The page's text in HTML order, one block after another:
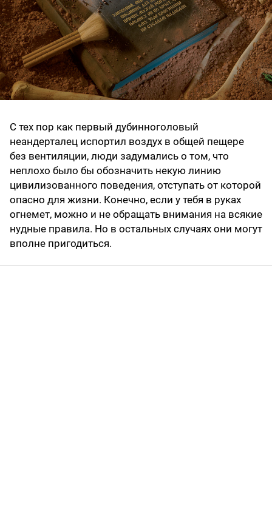
C тех пор как первый дубинноголовый
неандерталец испортил воздух в общей пещере
без вентиляции, люди задумались о том, что
неплохо было бы обозначить некую линию
цивилизованного поведения, отступать от которой
опасно для жизни. Конечно, если у тебя в руках
огнемет, можно и не обращать внимания на всякие
нудные правила. Но в остальных случаях они могут
вполне пригодиться.